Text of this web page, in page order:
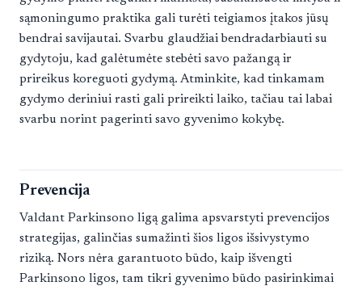
sąmoningumo praktika gali turėti teigiamos įtakos jūsų
bendrai savijautai. Svarbu glaudžiai bendradarbiauti su
gydytoju, kad galėtumėte stebėti savo pažangą ir
prireikus koreguoti gydymą. Atminkite, kad tinkamam
gydymo deriniui rasti gali prireikti laiko, tačiau tai labai
svarbu norint pagerinti savo gyvenimo kokybę.
Prevencija
Valdant Parkinsono ligą galima apsvarstyti prevencijos
strategijas, galinčias sumažinti šios ligos išsivystymo
riziką. Nors nėra garantuoto būdo, kaip išvengti
Parkinsono ligos, tam tikri gyvenimo būdo pasirinkimai